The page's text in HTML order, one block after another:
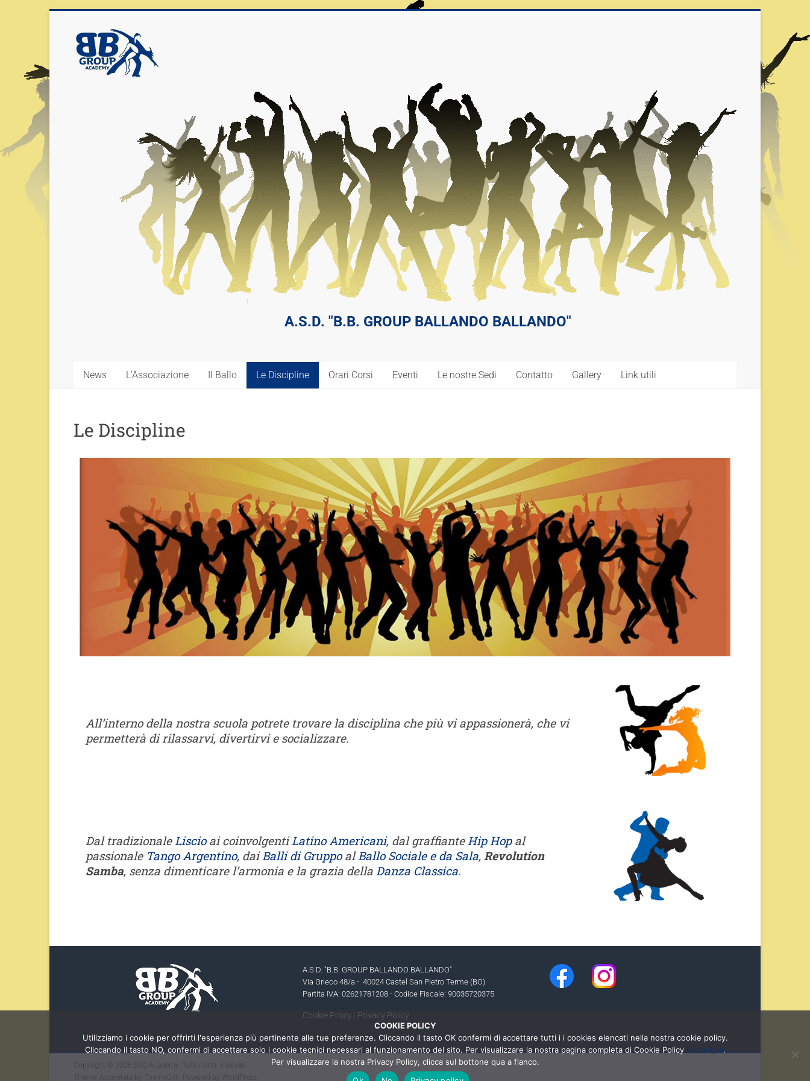
A.S.D. "B.B. GROUP BALLANDO BALLANDO"
News L’Associazione Il Ballo Le Discipline Orari Corsi Eventi Le nostre Sedi Contatto Gallery Link utili
Le Discipline
All’interno della nostra scuola potrete trovare la disciplina che più vi appassionerà, che vi
permetterà di rilassarvi, divertirvi e socializzare.
Dal tradizionaleLiscioai coinvolgentiLatino Americani, dal graffianteHip Hopal
passionale Tango Argentino, daiBalli di GruppoalBallo Sociale e da Sala, Revolution
Samba, senza dimenticare l’armonia e la grazia della Danza Classica.
A.S.D. "B.B. GROUP BALLANDO BALLANDO"
Via Grieco 48/a - 40024 Castel San Pietro Terme (BO)
Partita IVA: 02621781208 - Codice Fiscale: 90035720375
Cookie Policy Privacy Policy
Copyright © 2026 BBG Academy
. Tutti i diritti riservati.
Theme: Accelerate by ThemeGrill. Powered by WordPress
COOKIE POLICY
Utilizziamo i cookie per offrirti l'esperienza più pertinente alle tue preferenze. Cliccando il tasto OK confermi di accettare tutti i i cookies elencati nella nostra cookie policy.
Cliccando il tasto NO, confermi di accettare solo i cookie tecnici necessari al funzionamento del sito. Per visualizzare la nostra pagina completa di Cookie Policy clicca qua.
Per visualizzare la nostra Privacy Policy, clicca sul bottone qua a fianco.